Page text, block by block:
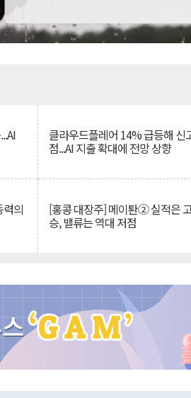
클라우드플레어 14% 급등해 신
점...AI 지출 확대에 전망 상향
의 [홍콩 대장주] 메이퇀② 실적은
승, 밸류는 역대 저점